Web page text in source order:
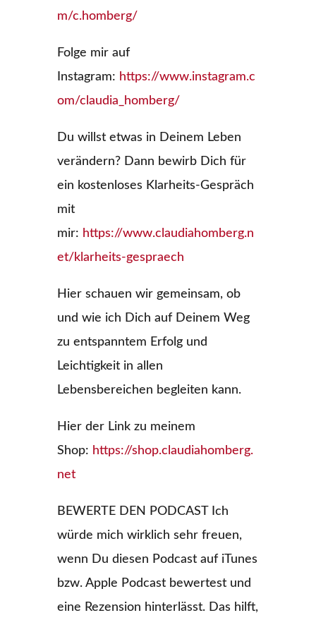
m/c.homberg/
Folge mir auf
Instagram: https://www.instagram.c
om/claudia_homberg/
Du willst etwas in Deinem Leben
verändern? Dann bewirb Dich für
ein kostenloses Klarheits-Gespräch
mit
mir: https://www.claudiahomberg.n
et/klarheits-gespraech
Hier schauen wir gemeinsam, ob
und wie ich Dich auf Deinem Weg
zu entspanntem Erfolg und
Leichtigkeit in allen
Lebensbereichen begleiten kann.
Hier der Link zu meinem
Shop: https://shop.claudiahomberg.
net
BEWERTE DEN PODCAST Ich
würde mich wirklich sehr freuen,
wenn Du diesen Podcast auf iTunes
bzw. Apple Podcast bewertest und
eine Rezension hinterlässt. Das hilft,